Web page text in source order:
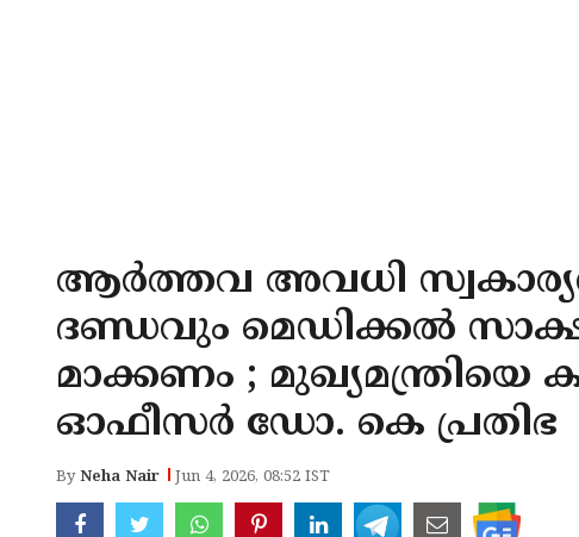
ആർത്തവ അവധി
ദണ്ഡവും മെഡിക്കൽ
മാക്കണം ;
ഓഫീസർ ഡോ. കെ പ്രതിഭ
ByNeha Nair Jun 4, 2026, 08:52 IST